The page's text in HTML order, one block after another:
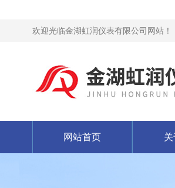
欢迎光临金湖虹润仪表有限公司网站！
网站首页